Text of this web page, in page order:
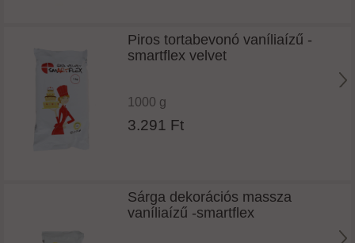
Piros tortabevonó vaníliaízű -
smartflex velvet
1000 g
3.291 Ft
Sárga dekorációs massza
vaníliaízű -smartflex